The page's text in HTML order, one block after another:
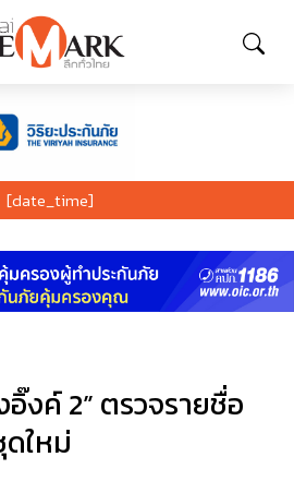
[date_time]
อิ๊งค์ 2” ตรวจรายชื่อ
ใหม่